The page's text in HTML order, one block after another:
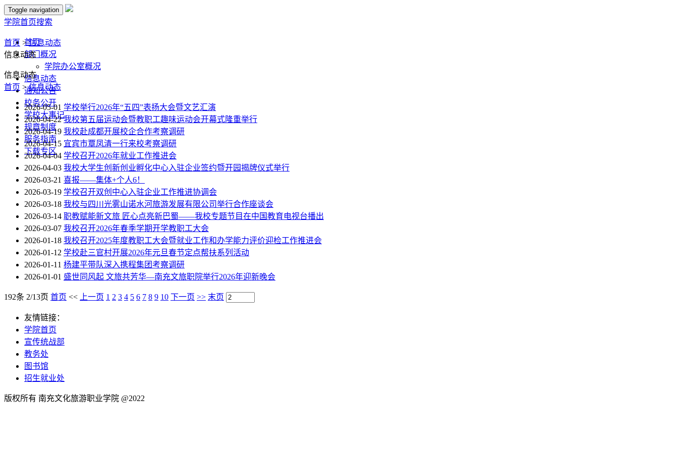
Toggle navigation
学院首页搜索
首页
部门概况
学院办公室概况
信息动态
通知公告
校务公开
学校大事记
规章制度
服务指南
下载专区
首页 >信息动态
信息动态
信息动态
首页 >信息动态
2026-05-01 学校举行2026年“五四”表扬大会暨文艺汇演
2026-04-22 我校第五届运动会暨教职工趣味运动会开幕式隆重举行
2026-04-19 我校赴成都开展校企合作考察调研
2026-04-15 宜宾市覃凤清一行来校考察调研
2026-04-04 学校召开2026年就业工作推进会
2026-04-03 我校大学生创新创业孵化中心入驻企业签约暨开园揭牌仪式举行
2026-03-21 喜报——集体+个人6！
2026-03-19 学校召开双创中心入驻企业工作推进协调会
2026-03-18 我校与四川光雾山诺水河旅游发展有限公司举行合作座谈会
2026-03-14 职教赋能新文旅 匠心点亮新巴蜀——我校专题节目在中国教育电视台播出
2026-03-07 我校召开2026年春季学期开学教职工大会
2026-01-18 我校召开2025年度教职工大会暨就业工作和办学能力评价迎检工作推进会
2026-01-12 学校赴三官村开展2026年元旦春节定点帮扶系列活动
2026-01-11 杨建平带队深入携程集团考察调研
2026-01-01 盛世同风起 文旅共芳华—南充文旅职院举行2026年迎新晚会
192条 2/13页 首页 << 上一页 1 2 3 4 5 6 7 8 9 10 下一页 >> 末页
友情链接：
学院首页
宣传统战部
教务处
图书馆
招生就业处
版权所有 南充文化旅游职业学院 @2022